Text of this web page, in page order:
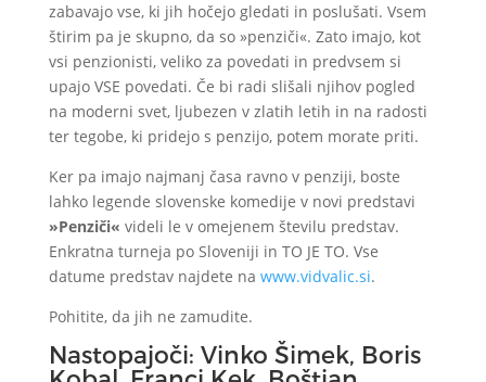
zabavajo vse, ki jih hočejo gledati in poslušati. Vsem
štirim pa je skupno, da so »penziči«. Zato imajo, kot
vsi penzionisti, veliko za povedati in predvsem si
upajo VSE povedati. Če bi radi slišali njihov pogled
na moderni svet, ljubezen v zlatih letih in na radosti
ter tegobe, ki pridejo s penzijo, potem morate priti.
Ker pa imajo najmanj časa ravno v penziji, boste
lahko legende slovenske komedije v novi predstavi
»Penziči« videli le v omejenem številu predstav.
Enkratna turneja po Sloveniji in TO JE TO. Vse
datume predstav najdete na www.vidvalic.si.
Pohitite, da jih ne zamudite.
Nastopajoči: Vinko Šimek, Boris